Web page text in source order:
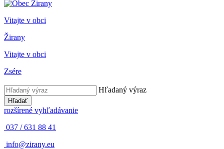
Vitajte v obci
Žirany
Vitajte v obci
Zsére
Hľadaný výraz
Hľadať
rozšírené vyhľadávanie
037 / 631 88 41
info@zirany.eu